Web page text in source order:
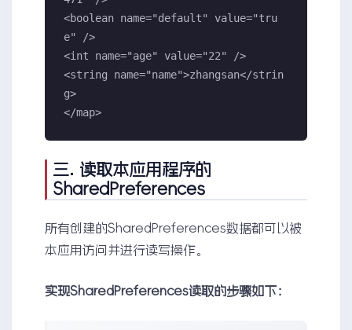
<boolean name="default" value="tru
e" />
<int name="age" value="22" />
<string name="name">zhangsan</strin
g>
</map>
三. 读取本应用程序的
SharedPreferences
所有创建的SharedPreferences数据都可以被
本应用访问并进行读写操作。
实现SharedPreferences读取的步骤如下：